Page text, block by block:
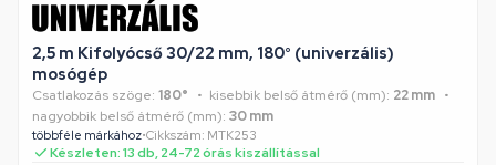
2,5 m Kifolyócső 30/22 mm, 180° (univerzális)
mosógép
Csatlakozás szöge: 180° kisebbik belső átmérő (mm): 22 mm
nagyobbik belső átmérő (mm): 30 mm
többféle márkához•Cikkszám: MTK253
Készleten: 13 db, 24-72 órás kiszállítással